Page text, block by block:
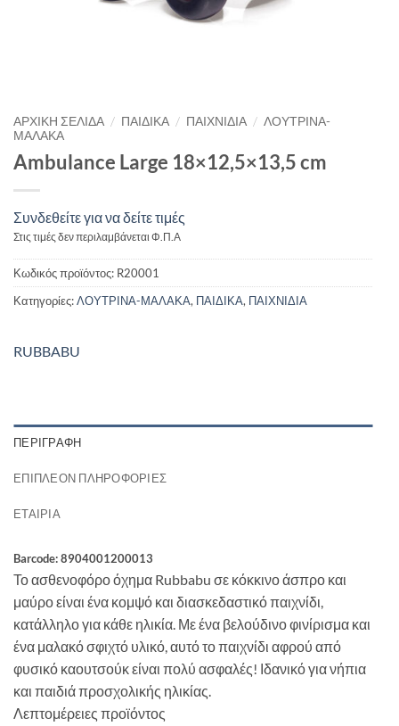
ΑΡΧΙΚΉ ΣΕΛΊΔΑ / ΠΑΙΔΙΚΑ / ΠΑΙΧΝΙΔΙΑ / ΛΟΥΤΡΙΝΑ-
ΜΑΛΑΚΑ
Ambulance Large 18×12,5×13,5 cm
Συνδεθείτε για να δείτε τιμές
Στις τιμές δεν περιλαμβάνεται Φ.Π.Α
Κωδικός προϊόντος: R20001
Κατηγορίες:ΛΟΥΤΡΙΝΑ-ΜΑΛΑΚΑ, ΠΑΙΔΙΚΑ, ΠΑΙΧΝΙΔΙΑ
RUBBABU
ΠΕΡΙΓΡΑΦΉ
ΕΠΙΠΛΈΟΝ ΠΛΗΡΟΦΟΡΊΕΣ
ΕΤΑΙΡΊΑ
Barcode: 8904001200013
Το ασθενοφόρο όχημα Rubbabu σε κόκκινο άσπρο και
μαύρο είναι ένα κομψό και διασκεδαστικό παιχνίδι,
κατάλληλο για κάθε ηλικία. Με ένα βελούδινο φινίρισμα και
ένα μαλακό σφιχτό υλικό, αυτό το παιχνίδι αφρού από
φυσικό καουτσούκ είναι πολύ ασφαλές! Ιδανικό για νήπια
και παιδιά προσχολικής ηλικίας.
Λεπτομέρειες προϊόντος